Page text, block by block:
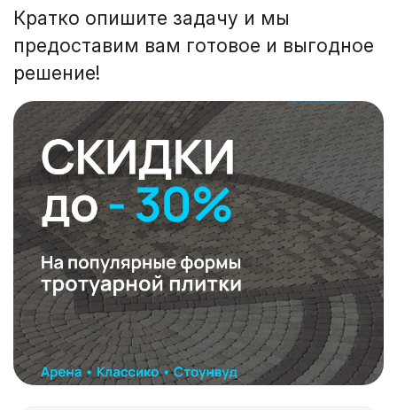
Кратко опишите задачу и мы
предоставим вам готовое и выгодное
решение!